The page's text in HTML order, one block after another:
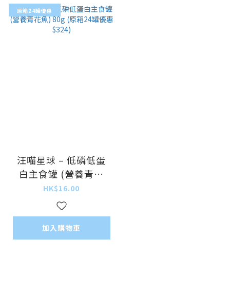
原箱24罐優惠
汪喵星球 – 低磷低蛋
白主食罐 (營養青花
魚) 80g (原箱24罐優
惠 $324)
HK$16.00
加入購物車